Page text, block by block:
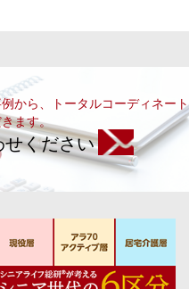
から、トータルコーディネート
ます。
ください